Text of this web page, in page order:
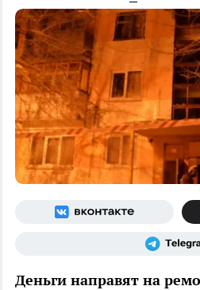
Деньги направят на